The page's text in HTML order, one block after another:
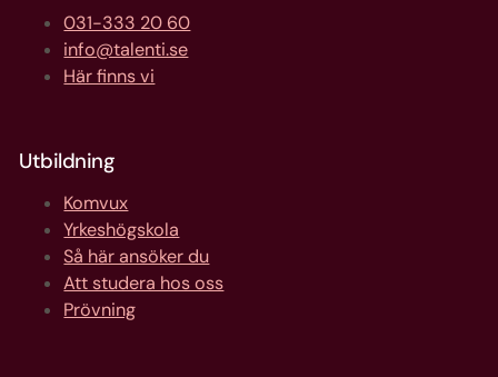
031-333 20 60
info@talenti.se
Här finns vi
Utbildning
Komvux
Yrkeshögskola
Så här ansöker du
Att studera hos oss
Prövning